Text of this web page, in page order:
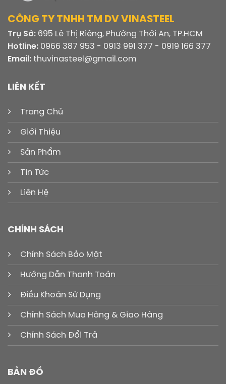
CÔNG TY TNHH TM DV VINASTEEL
Trụ Sở: 695 Lê Thị Riêng, Phường Thới An, TP.HCM
Hotline: 0966 387 953 - 0913 991 377 - 0919 166 377
Email: thuvinasteel@gmail.com
LIÊN KẾT
Trang Chủ
Giới Thiệu
Sản Phẩm
Tin Tức
Liên Hệ
CHÍNH SÁCH
Chính Sách Bảo Mật
Hướng Dẫn Thanh Toán
Điều Khoản Sử Dụng
Chính Sách Mua Hàng & Giao Hàng
Chính Sách Đổi Trả
BẢN ĐỒ